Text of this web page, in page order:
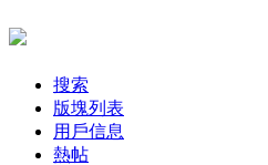
搜索
版塊列表
用戶信息
熱帖